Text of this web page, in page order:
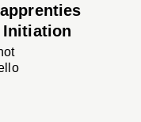
Initiation